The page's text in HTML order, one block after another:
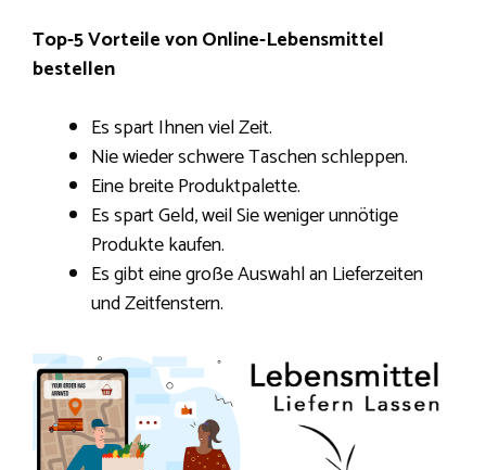
Top-5 Vorteile von Online-Lebensmittel
bestellen
Es spart Ihnen viel Zeit.
Nie wieder schwere Taschen schleppen.
Eine breite Produktpalette.
Es spart Geld, weil Sie weniger unnötige
Produkte kaufen.
Es gibt eine große Auswahl an Lieferzeiten
und Zeitfenstern.